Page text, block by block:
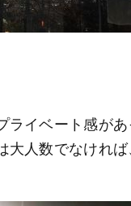
イベート感が
大人数でなけれ